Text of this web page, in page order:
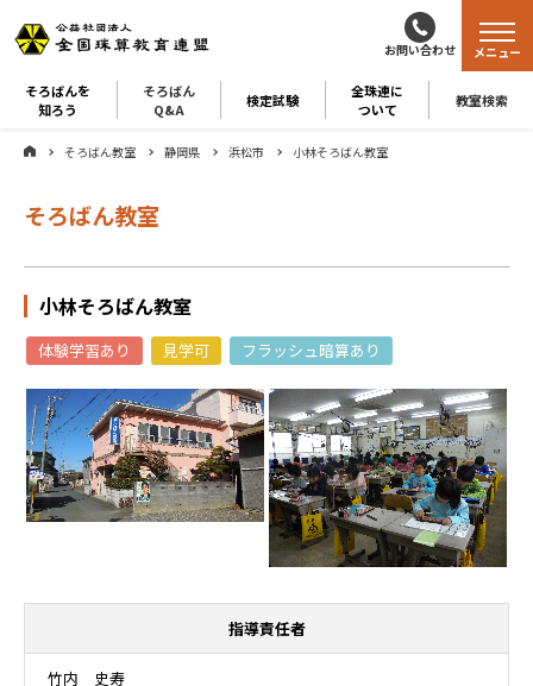
お問い合わせ
そろばんを
知ろう
そろばん
Q&A
検定試験
全珠連に
ついて
教室検索
メニュー
そろばん教室 静岡県 浜松市 小林そろばん教室
そろばん教室
小林そろばん教室
体験学習あり 見学可 フラッシュ暗算あり
指導責任者
竹内 史寿